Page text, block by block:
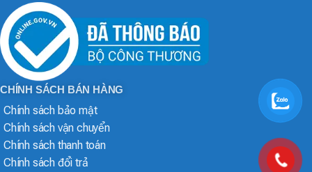
CHÍNH SÁCH BÁN HÀNG
Chính sách bảo mật
Chính sách vận chuyển
Chính sách thanh toán
Chính sách đổi trả